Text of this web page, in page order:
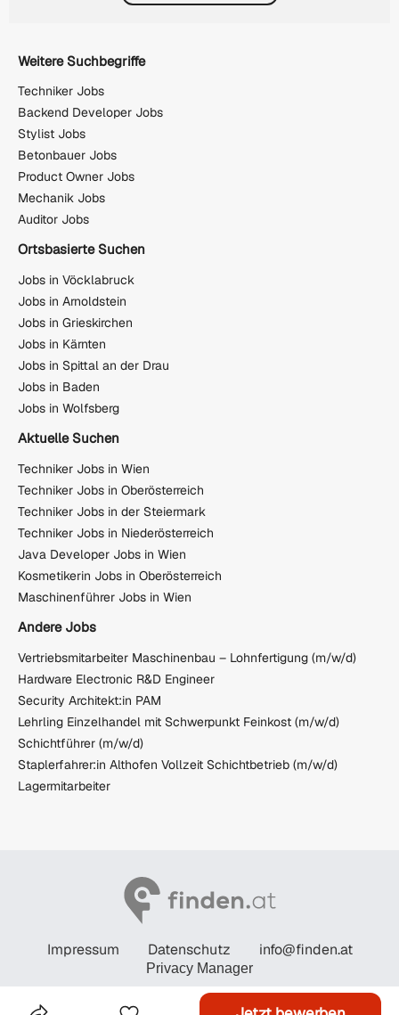
Weitere Suchbegriffe
Techniker Jobs
Backend Developer Jobs
Stylist Jobs
Betonbauer Jobs
Product Owner Jobs
Mechanik Jobs
Auditor Jobs
Ortsbasierte Suchen
Jobs in Vöcklabruck
Jobs in Arnoldstein
Jobs in Grieskirchen
Jobs in Kärnten
Jobs in Spittal an der Drau
Jobs in Baden
Jobs in Wolfsberg
Aktuelle Suchen
Techniker Jobs in Wien
Techniker Jobs in Oberösterreich
Techniker Jobs in der Steiermark
Techniker Jobs in Niederösterreich
Java Developer Jobs in Wien
Kosmetikerin Jobs in Oberösterreich
Maschinenführer Jobs in Wien
Andere Jobs
Vertriebsmitarbeiter Maschinenbau – Lohnfertigung (m/w/d)
Hardware Electronic R&D Engineer
Security Architekt:in PAM
Lehrling Einzelhandel mit Schwerpunkt Feinkost (m/w/d)
Schichtführer (m/w/d)
Staplerfahrer:in Althofen Vollzeit Schichtbetrieb (m/w/d)
Lagermitarbeiter
Impressum Datenschutz info@finden.at
Privacy Manager
© STANDARD Verlagsgesellschaft m.b.H. 2026